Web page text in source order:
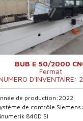
BUB E 50/2000
Fermat
D'INVENTAIRE:
de production:2022
de contrôle Siemens:
840D Sl